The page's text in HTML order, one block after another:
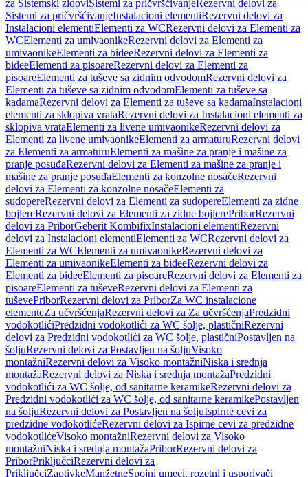
za Sistemski zidoviSistemi za pričvršćivanjeRezervni delovi za
Sistemi za pričvršćivanjeInstalacioni elementiRezervni delovi za
Instalacioni elementiElementi za WCRezervni delovi za Elementi za
WCElementi za umivaonikeRezervni delovi za Elementi za
umivaonikeElementi za bideeRezervni delovi za Elementi za
bideeElementi za pisoareRezervni delovi za Elementi za
pisoareElementi za tuševe sa zidnim odvodomRezervni delovi za
Elementi za tuševe sa zidnim odvodomElementi za tuševe sa
kadamaRezervni delovi za Elementi za tuševe sa kadamaInstalacioni
elementi za sklopiva vrataRezervni delovi za Instalacioni elementi za
sklopiva vrataElementi za livene umivaonikeRezervni delovi za
Elementi za livene umivaonikeElementi za armaturuRezervni delovi
za Elementi za armaturuElementi za mašine za pranje i mašine za
pranje posuđaRezervni delovi za Elementi za mašine za pranje i
mašine za pranje posuđaElementi za konzolne nosačeRezervni
delovi za Elementi za konzolne nosačeElementi za
sudopereRezervni delovi za Elementi za sudopereElementi za zidne
bojlereRezervni delovi za Elementi za zidne bojlerePriborRezervni
delovi za PriborGeberit KombifixInstalacioni elementiRezervni
delovi za Instalacioni elementiElementi za WCRezervni delovi za
Elementi za WCElementi za umivaonikeRezervni delovi za
Elementi za umivaonikeElementi za bideeRezervni delovi za
Elementi za bideeElementi za pisoareRezervni delovi za Elementi za
pisoareElementi za tuševeRezervni delovi za Elementi za
tuševePriborRezervni delovi za PriborZa WC instalacione
elementeZa učvršćenjaRezervni delovi za Za učvršćenjaPredzidni
vodokotlićiPredzidni vodokotlići za WC šolje, plastičniRezervni
delovi za Predzidni vodokotlići za WC šolje, plastičniPostavljen na
šoljuRezervni delovi za Postavljen na šoljuVisoko
montažniRezervni delovi za Visoko montažniNiska i srednja
montažaRezervni delovi za Niska i srednja montažaPredzidni
vodokotlići za WC šolje, od sanitarne keramikeRezervni delovi za
Predzidni vodokotlići za WC šolje, od sanitarne keramikePostavljen
na šoljuRezervni delovi za Postavljen na šoljuIspirne cevi za
predzidne vodokotlićeRezervni delovi za Ispirne cevi za predzidne
vodokotlićeVisoko montažniRezervni delovi za Visoko
montažniNiska i srednja montažaPriborRezervni delovi za
PriborPriključciRezervni delovi za
PriključciZaptivkeManžetneSpojni umeci, rozetni i usporivači